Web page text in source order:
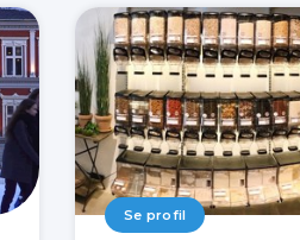
Se profil